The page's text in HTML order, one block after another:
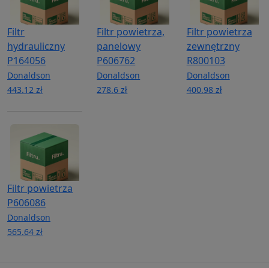
Filtr
hydrauliczny
P164056
Donaldson
443.12 zł
Filtr powietrza,
panelowy
P606762
Donaldson
278.6 zł
Filtr powietrza
zewnętrzny
R800103
Donaldson
400.98 zł
Filtr powietrza
P606086
Donaldson
565.64 zł